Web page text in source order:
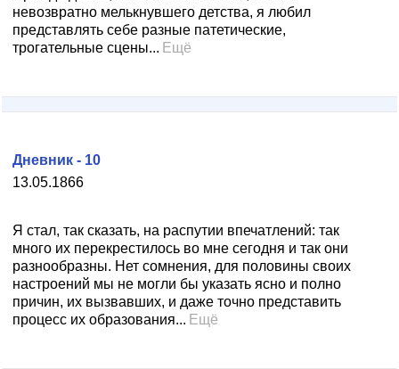
невозвратно мелькнувшего детства, я любил
представлять себе разные патетические,
трогательные сцены... Ещё
13.05.1866
Дневник - 10
Я стал, так сказать, на распутии впечатлений: так
много их перекрестилось во мне сегодня и так они
разнообразны. Нет сомнения, для половины своих
настроений мы не могли бы указать ясно и полно
причин, их вызвавших, и даже точно представить
процесс их образования... Ещё